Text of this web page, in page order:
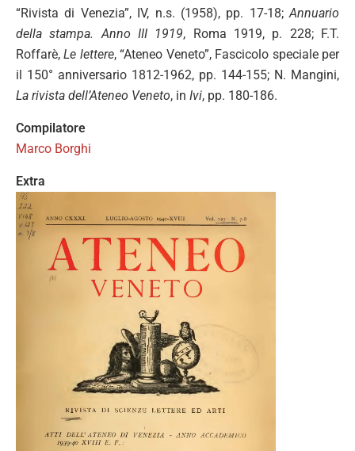
“Rivista di Venezia”, IV, n.s. (1958), pp. 17-18;Annuario
della stampa. Anno III 1919, Roma 1919, p. 228; F.T.
Roffarè,Le lettere, “Ateneo Veneto”, Fascicolo speciale per
il 150° anniversario 1812-1962, pp. 144-155; N. Mangini,
La rivista dell’Ateneo Veneto, in Ivi, pp. 180-186.
Compilatore
Marco Borghi
Extra